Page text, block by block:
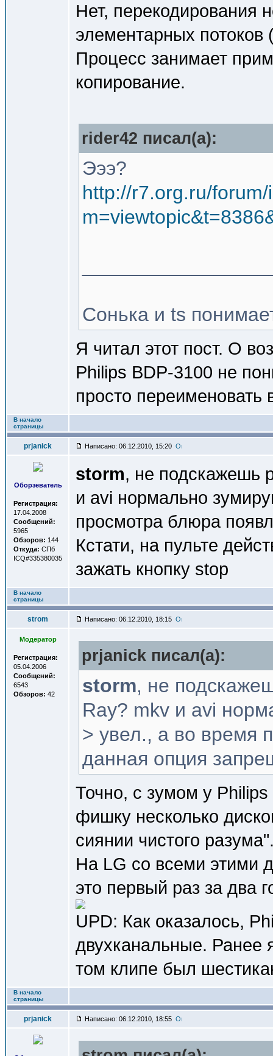
Нет, перекодирования
элементарных потоков
Процесс занимает
копирование.
rider42 писал(a):
Эээ?
http://r7.org.ru/
Сонька и ts
Я читал этот пост. О
Philips BDP-3100 не
просто переименовать
В начало
страницы
prjanick Написано: 06.12.2010, 15:20
Оборзеватель
Регистрация:
17.04.2008
Сообщений:
5965
Обзоров: 144
Откуда: СПб
ICQ#335380035
storm, не подскажешь
и avi нормально
просмотра блюра
Кстати, на пульте
зажать кнопку stop
В начало
страницы
strom Написано: 06.12.2010, 18:15
Модератор
Регистрация:
05.04.2006
Сообщений:
6543
Обзоров: 42
prjanick писал(a):
storm, не
Ray? mkv и avi
> увел., а во время
данная опция
Точно, с зумом у Philips
фишку несколько
сиянии чистого
На LG со всеми этими
это первый раз за два
UPD: Как оказалось,
двухканальные. Ранее
том клипе был
В начало
страницы
prjanick Написано: 06.12.2010, 18:55